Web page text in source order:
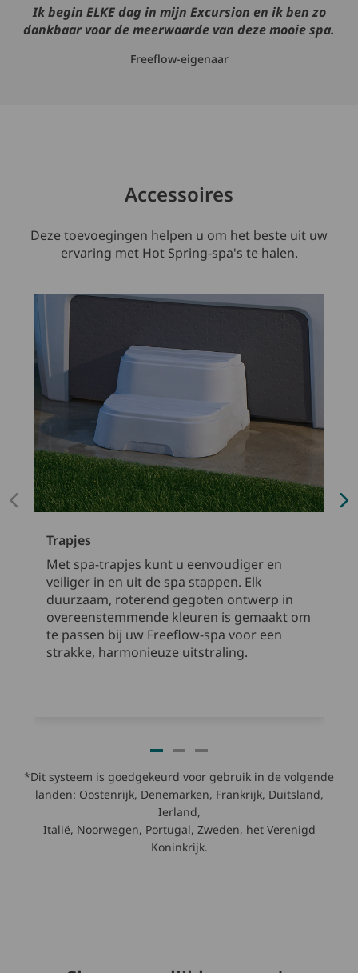
Ik begin ELKE dag in mijn Excursion en ik ben zo
dankbaar voor de meerwaarde van deze mooie spa.
Freeflow-eigenaar
Accessoires
Deze toevoegingen helpen u om het beste uit uw
ervaring met Hot Spring-spa's te halen.
Trapjes
Met spa-trapjes kunt u eenvoudiger en
veiliger in en uit de spa stappen. Elk
duurzaam, roterend gegoten ontwerp in
overeenstemmende kleuren is gemaakt om
te passen bij uw Freeflow-spa voor een
strakke, harmonieuze uitstraling.
*Dit systeem is goedgekeurd voor gebruik in de volgende
landen: Oostenrijk, Denemarken, Frankrijk, Duitsland,
Ierland,
Italië, Noorwegen, Portugal, Zweden, het Verenigd
Koninkrijk.